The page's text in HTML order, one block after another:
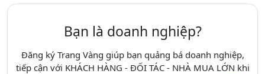
Bạn là doanh nghiệp?
Đăng ký Trang Vàng giúp bạn quảng bá doanh nghiệp,
tiếp cận với KHÁCH HÀNG - ĐỐI TÁC - NHÀ MUA LỚN khi